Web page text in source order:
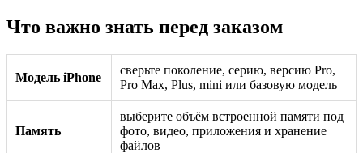
Что важно знать перед заказом
Модель iPhone
сверьте поколение, серию, версию Pro,
Pro Max, Plus, mini или базовую модель
Память
выберите объём встроенной памяти под
фото, видео, приложения и хранение
файлов